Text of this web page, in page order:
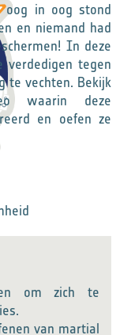
in oog stond
en niemand had
In deze
tegen
te vechten. Bekijk
waarin deze
en oefen ze
om zich te
van martial